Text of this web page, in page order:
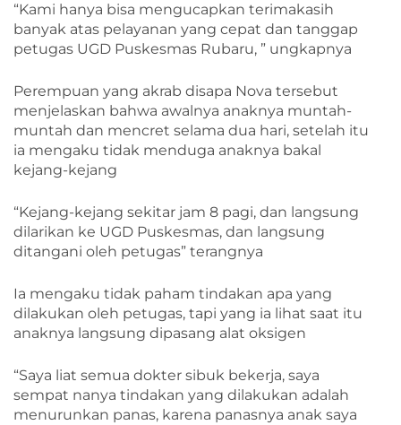
“Kami hanya bisa mengucapkan terimakasih
banyak atas pelayanan yang cepat dan tanggap
petugas UGD Puskesmas Rubaru, ” ungkapnya
Perempuan yang akrab disapa Nova tersebut
menjelaskan bahwa awalnya anaknya muntah-
muntah dan mencret selama dua hari, setelah itu
ia mengaku tidak menduga anaknya bakal
kejang-kejang
“Kejang-kejang sekitar jam 8 pagi, dan langsung
dilarikan ke UGD Puskesmas, dan langsung
ditangani oleh petugas” terangnya
Ia mengaku tidak paham tindakan apa yang
dilakukan oleh petugas, tapi yang ia lihat saat itu
anaknya langsung dipasang alat oksigen
“Saya liat semua dokter sibuk bekerja, saya
sempat nanya tindakan yang dilakukan adalah
menurunkan panas, karena panasnya anak saya